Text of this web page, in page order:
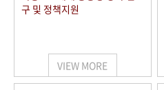
구 및 정책지원
VIEW MORE